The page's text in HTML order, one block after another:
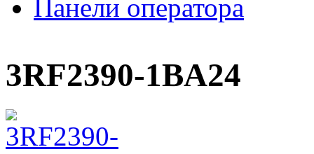
Панели оператора
3RF2390-1BA24